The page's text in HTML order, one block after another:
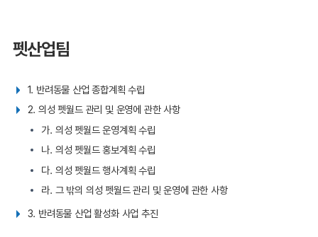
펫산업팀
1. 반려동물 산업 종합계획 수립
2. 의성 펫월드 관리 및 운영에 관한 사항
가. 의성 펫월드 운영계획 수립
나. 의성 펫월드 홍보계획 수립
다. 의성 펫월드 행사계획 수립
라. 그 밖의 의성 펫월드 관리 및 운영에 관한 사항
3. 반려동물 산업 활성화 사업 추진